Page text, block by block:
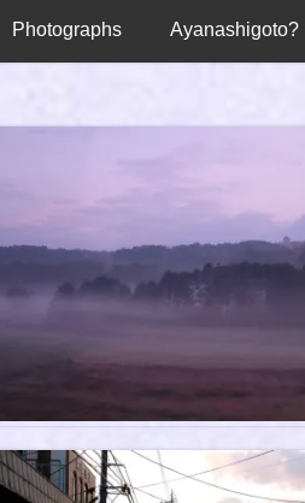
Photographs Ayanashigoto?